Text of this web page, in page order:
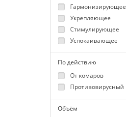
Гармонизирующее
Укрепляющее
Стимулирующее
Успокаивающее
По действию
От комаров
Противовирусный
Объём